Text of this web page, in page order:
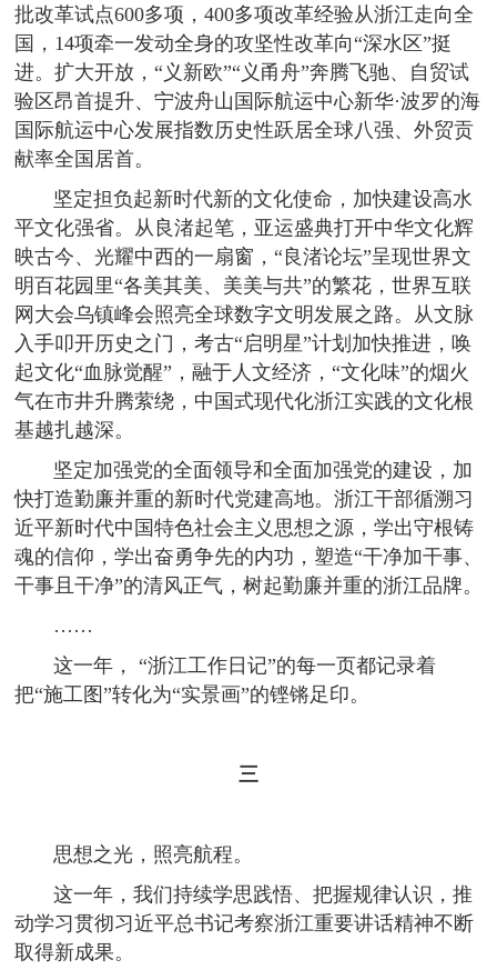
批改革试点600多项，400多项改革经验从浙江走向全
国，14项牵一发动全身的攻坚性改革向“深水区”挺
进。扩大开放，“义新欧”“义甬舟”奔腾飞驰、自贸试
验区昂首提升、宁波舟山国际航运中心新华·波罗的海
国际航运中心发展指数历史性跃居全球八强、外贸贡
献率全国居首。
坚定担负起新时代新的文化使命，加快建设高水
平文化强省。从良渚起笔，亚运盛典打开中华文化辉
映古今、光耀中西的一扇窗，“良渚论坛”呈现世界文
明百花园里“各美其美、美美与共”的繁花，世界互联
网大会乌镇峰会照亮全球数字文明发展之路。从文脉
入手叩开历史之门，考古“启明星”计划加快推进，唤
起文化“血脉觉醒”，融于人文经济，“文化味”的烟火
气在市井升腾萦绕，中国式现代化浙江实践的文化根
基越扎越深。
坚定加强党的全面领导和全面加强党的建设，加
快打造勤廉并重的新时代党建高地。浙江干部循溯习
近平新时代中国特色社会主义思想之源，学出守根铸
魂的信仰，学出奋勇争先的内功，塑造“干净加干事、
干事且干净”的清风正气，树起勤廉并重的浙江品牌。
……
这一年， “浙江工作日记”的每一页都记录着
把“施工图”转化为“实景画”的铿锵足印。
三
思想之光，照亮航程。
这一年，我们持续学思践悟、把握规律认识，推
动学习贯彻习近平总书记考察浙江重要讲话精神不断
取得新成果。